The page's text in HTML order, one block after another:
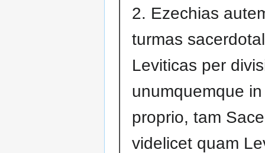
2. Ezechias
turmas
Leviticas per
unumquemque
proprio, tam
videlicet quam